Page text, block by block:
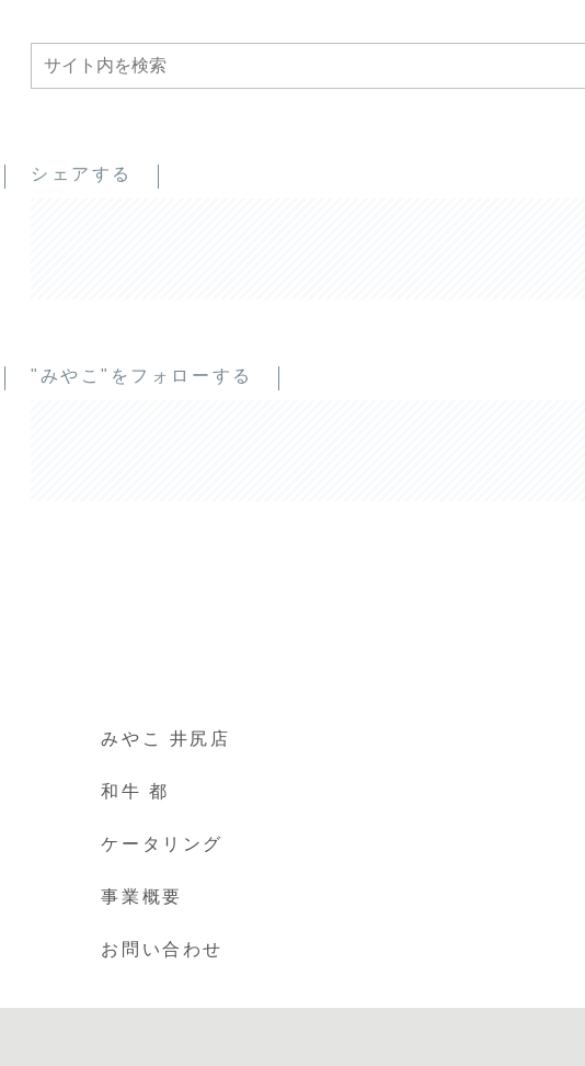
シェアする
"みやこ"をフォローする
みやこ 井尻店
和牛 都
ケータリング
事業概要
お問い合わせ